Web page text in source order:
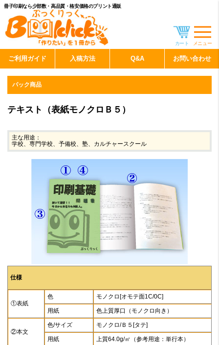
冊子印刷なら少部数・高品質・格安価格のプリント通販
カート メニュー
ご利用ガイド 入稿方法 Q&A お問い合わせ
パック商品
テキスト（表紙モノクロＢ５）
主な用途：
学校、専門学校、予備校、塾、カルチャースクール
仕様
①表紙
色 モノクロ[オモテ面1C/0C]
用紙 色上質厚口（モノクロ向き）
②本文
色/サイズ モノクロ/Ｂ５[タテ]
用紙 上質64.0g/㎡（参考用途：単行本）